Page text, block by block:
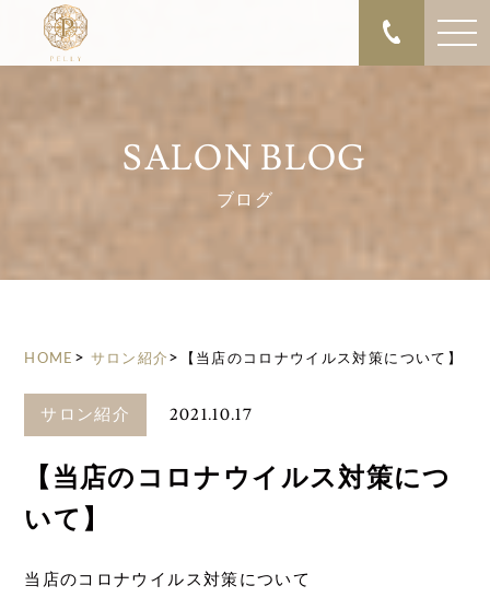
SALON BLOG
ブログ
HOME > サロン紹介 > 【当店のコロナウイルス対策について】
サロン紹介 2021.10.17
【当店のコロナウイルス対策につ
いて】
当店のコロナウイルス対策について